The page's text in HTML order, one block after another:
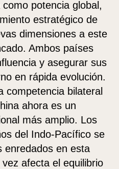
potencia global,
estratégico de
dimensiones a este
Ambos países
y asegurar sus
en rápida evolución.
competencia bilateral
ahora es un
más amplio. Los
del Indo-Pacífico se
enredados en esta
afecta el equilibrio